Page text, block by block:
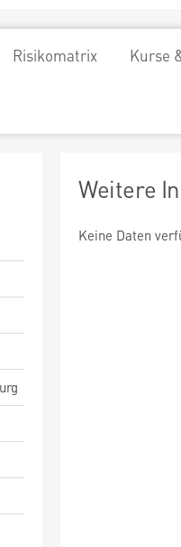
Risikomatrix Kurse
Weitere
Keine Daten